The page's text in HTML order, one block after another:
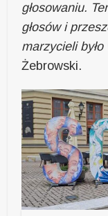
głosowaniu.
głosów i
marzycieli było
Żebrowski.